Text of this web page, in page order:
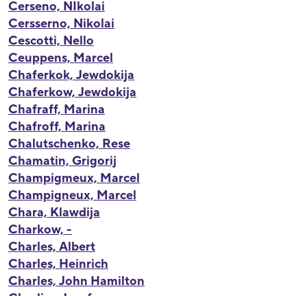
Cerseno, NIkolai
Cersserno, Nikolai
Cescotti, Nello
Ceuppens, Marcel
Chaferkok, Jewdokija
Chaferkow, Jewdokija
Chafraff, Marina
Chafroff, Marina
Chalutschenko, Rese
Chamatin, Grigorij
Champigmeux, Marcel
Champigneux, Marcel
Chara, Klawdija
Charkow, -
Charles, Albert
Charles, Heinrich
Charles, John Hamilton